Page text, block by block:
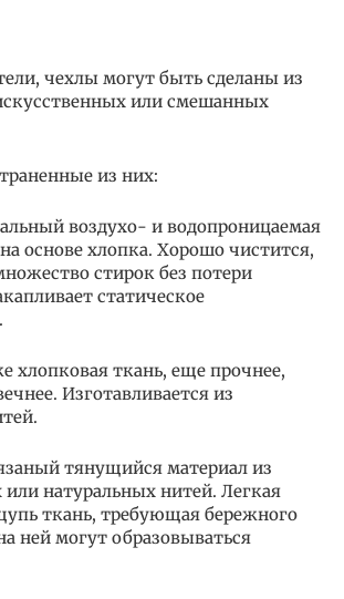
чехлы могут быть сделаны из
или смешанных
из них:
воздухо- и водопроницаемая
основе хлопка. Хорошо чистится,
стирок без потери
статическое
хлопковая ткань, еще прочнее,
Изготавливается из
тянущийся материал из
или натуральных нитей. Легкая
ткань, требующая бережного
ней могут образовываться